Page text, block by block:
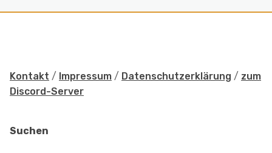
Kontakt / Impressum / Datenschutzerklärung / zum
Discord-Server
Suchen